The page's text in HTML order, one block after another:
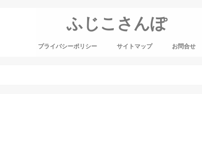
ふじこさんぽ
プライバシーポリシー サイトマップ お問合せ